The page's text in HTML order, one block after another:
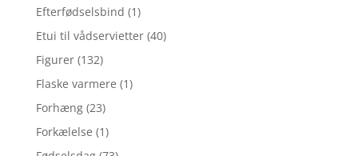
Efterfødselsbind (1)
Etui til vådservietter (40)
Figurer (132)
Flaske varmere (1)
Forhæng (23)
Forkælelse (1)